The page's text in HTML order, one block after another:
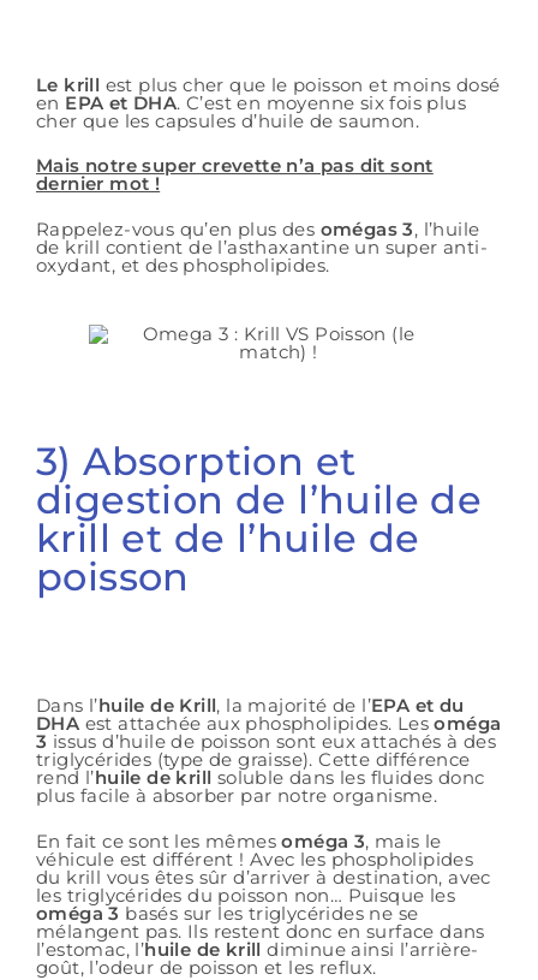
Le krill est plus cher que le poisson et moins dosé
en EPA et DHA. C’est en moyenne six fois plus
cher que les capsules d’huile de saumon.
Mais notre super crevette n’a pas dit sont
dernier mot !
Rappelez-vous qu’en plus des omégas 3, l’huile
de krill contient de l’asthaxantine un super anti-
oxydant, et des phospholipides.
3) Absorption et
digestion de l’huile de
krill et de l’huile de
poisson
Dans l’huile de Krill, la majorité de l’EPA et du
DHA est attachée aux phospholipides. Lesoméga
3 issus d’huile de poisson sont eux attachés à des
triglycérides (type de graisse). Cette différence
rend l’huile de krill soluble dans les fluides donc
plus facile à absorber par notre organisme.
En fait ce sont les mêmesoméga 3, mais le
véhicule est différent ! Avec les phospholipides
du krill vous êtes sûr d’arriver à destination, avec
les triglycérides du poisson non… Puisque les
oméga 3 basés sur les triglycérides ne se
mélangent pas. Ils restent donc en surface dans
l’estomac, l’huile de krill diminue ainsi l’arrière-
goût, l’odeur de poisson et les reflux.